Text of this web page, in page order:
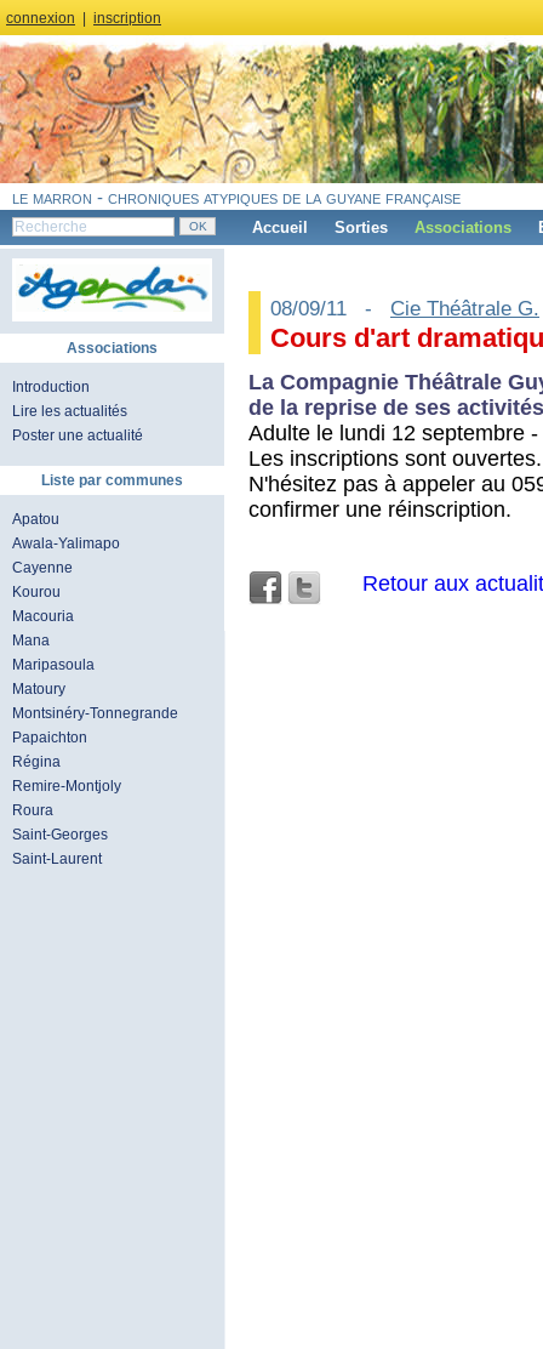
connexion inscription
le marron - chroniques atypiques de la guyane française
Accueil Sorties Associations
Associations
Introduction
Lire les actualités
Poster une actualité
Liste par communes
Apatou
Awala-Yalimapo
Cayenne
Kourou
Macouria
Mana
Maripasoula
Matoury
Montsinéry-Tonnegrande
Papaichton
Régina
Remire-Montjoly
Roura
Saint-Georges
Saint-Laurent
08/09/11 - Cie Théâtrale G.
Cours d'art
La Compagnie Théâtrale
de la reprise de ses activités
Adulte le lundi 12 septembre
Les inscriptions sont ouvertes.
N'hésitez pas à appeler au
confirmer une réinscription.
Retour aux